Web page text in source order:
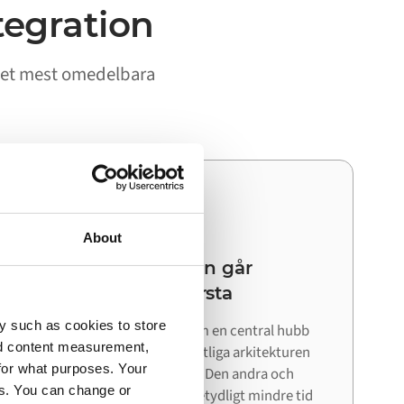
About
such as cookies to store
content measurement,
what purposes. Your
You can change or
mest omedelbara
03
Din nästa integration går
snabbare än den första
Eftersom Alumio fungerar som en central hubb
kan du återanvända den befintliga arkitekturen
när du ansluter nästa system. Den andra och
tredje integrationen kräver betydligt mindre tid